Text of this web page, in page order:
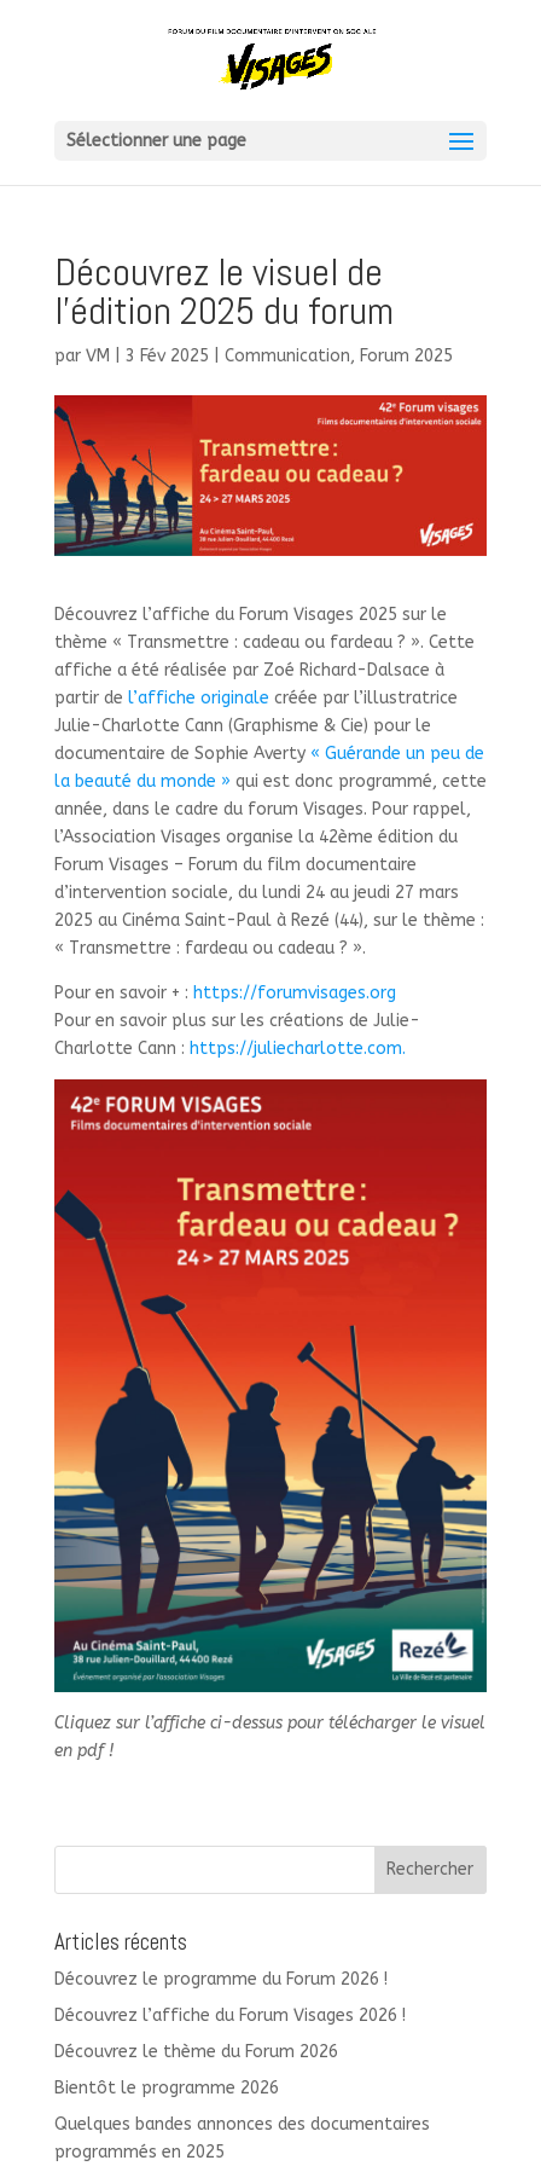
Sélectionner une page
Découvrez le visuel de
l’édition 2025 du forum
par VM 3 Fév 2025 Communication, Forum 2025
Découvrez l’affiche du Forum Visages 2025 sur le
thème « Transmettre : cadeau ou fardeau ? ». Cette
affiche a été réalisée par Zoé Richard-Dalsace à
partir de l’affiche originale créée par l’illustratrice
Julie-Charlotte Cann (Graphisme & Cie) pour le
documentaire de Sophie Averty« Guérande un peu de
la beauté du monde » qui est donc programmé, cette
année, dans le cadre du forum Visages. Pour rappel,
l’Association Visages organise la 42ème édition du
Forum Visages – Forum du film documentaire
d’intervention sociale, du lundi 24 au jeudi 27 mars
2025 au Cinéma Saint-Paul à Rezé (44), sur le thème :
« Transmettre : fardeau ou cadeau ? ».
Pour en savoir + : https://forumvisages.org
Pour en savoir plus sur les créations de Julie-
Charlotte Cann : https://juliecharlotte.com.
Cliquez sur l’affiche ci-dessus pour télécharger le visuel
en pdf !
Articles récents
Découvrez le programme du Forum 2026 !
Découvrez l’affiche du Forum Visages 2026 !
Découvrez le thème du Forum 2026
Bientôt le programme 2026
Quelques bandes annonces des documentaires
programmés en 2025